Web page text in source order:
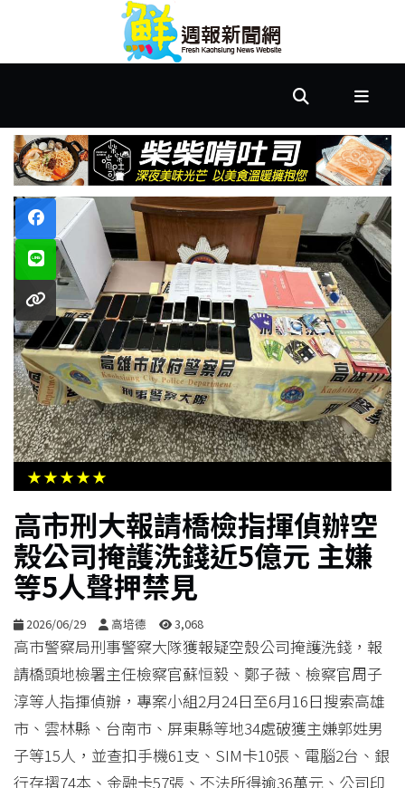
首
市
政
文
教
樂
活
居
家
生
活
合
影
音
購
物
★★★★★
高市刑大報請橋檢指揮偵辦空
殼公司掩護洗錢近5億元 主嫌
等5人聲押禁見
2026/06/29 高培德 3,068
高市警察局刑事警察大隊獲報疑空殼公司掩護洗錢，報
請橋頭地檢署主任檢察官蘇恒毅、鄭子薇、檢察官周子
淳等人指揮偵辦，專案小組2月24日至6月16日搜索高雄
市、雲林縣、台南市、屏東縣等地34處破獲主嫌郭姓男
子等15人，並查扣手機61支、SIM卡10張、電腦2台、銀
行存摺74本、金融卡57張、不法所得逾36萬元、公司印